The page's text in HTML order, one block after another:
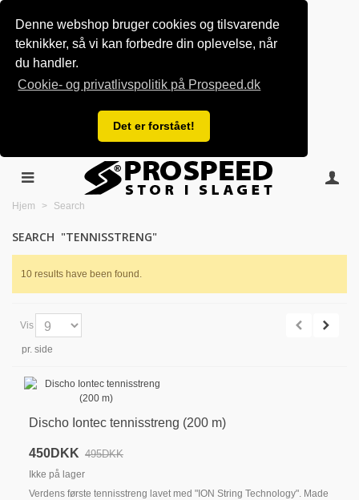
Denne webshop bruger cookies og tilsvarende
teknikker, så vi kan forbedre din oplevelse, når
du handler.
Cookie- og privatlivspolitik på Prospeed.dk
Det er forstået!
Hjem > Search
SEARCH "TENNISSTRENG"
10 results have been found.
Vis
pr. side
Discho Iontec tennisstreng (200 m)
450DKK 495DKK
Ikke på lager
Verdens første tennisstreng lavet med "ION String Technology". Made